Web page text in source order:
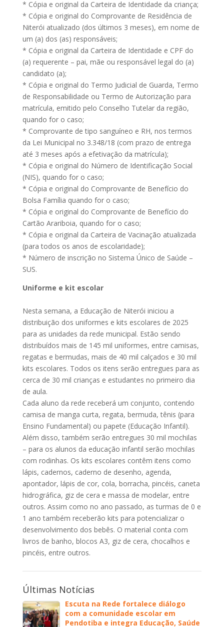
* Cópia e original da Carteira de Identidade da criança;
* Cópia e original do Comprovante de Residência de
Niterói atualizado (dos últimos 3 meses), em nome de
um (a) dos (as) responsáveis;
* Cópia e original da Carteira de Identidade e CPF do
(a) requerente – pai, mãe ou responsável legal do (a)
candidato (a);
* Cópia e original do Termo Judicial de Guarda, Termo
de Responsabilidade ou Termo de Autorização para
matrícula, emitido pelo Conselho Tutelar da região,
quando for o caso;
* Comprovante de tipo sanguíneo e RH, nos termos
da Lei Municipal no 3.348/18 (com prazo de entrega
até 3 meses após a efetivação da matrícula);
* Cópia e original do Número de Identificação Social
(NIS), quando for o caso;
* Cópia e original do Comprovante de Benefício do
Bolsa Família quando for o caso;
* Cópia e original do Comprovante de Benefício do
Cartão Arariboia, quando for o caso;
* Cópia e original da Carteira de Vacinação atualizada
(para todos os anos de escolaridade);
* Número de inscrição no Sistema Único de Saúde –
SUS.
Uniforme e kit escolar
Nesta semana, a Educação de Niterói iniciou a
distribuição dos uniformes e kits escolares de 2025
para as unidades da rede municipal. Estão sendo
distribuídos mais de 145 mil uniformes, entre camisas,
regatas e bermudas, mais de 40 mil calçados e 30 mil
kits escolares. Todos os itens serão entregues para as
cerca de 30 mil crianças e estudantes no primeiro dia
de aula.
Cada aluno da rede receberá um conjunto, contendo
camisa de manga curta, regata, bermuda, tênis (para
Ensino Fundamental) ou papete (Educação Infantil).
Além disso, também serão entregues 30 mil mochilas
– para os alunos da educação infantil serão mochilas
com rodinhas. Os kits escolares contêm itens como
lápis, cadernos, caderno de desenho, agenda,
apontador, lápis de cor, cola, borracha, pincéis, caneta
hidrográfica, giz de cera e massa de modelar, entre
outros. Assim como no ano passado, as turmas de 0 e
1 ano também receberão kits para potencializar o
desenvolvimento dos bebês. O material conta com
livros de banho, blocos A3, giz de cera, chocalhos e
pincéis, entre outros.
Últimas Notícias
Escuta na Rede fortalece diálogo
com a comunidade escolar em
Pendotiba e integra Educação, Saúde